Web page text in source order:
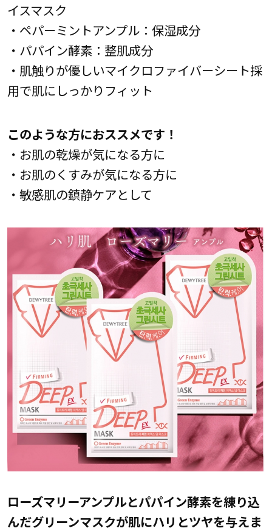
イスマスク
・ペパーミントアンプル：保湿成分
・パパイン酵素：整肌成分
・肌触りが優しいマイクロファイバーシート採
用で肌にしっかりフィット
このような方におススメです！
・お肌の乾燥が気になる方に
・お肌のくすみが気になる方に
・敏感肌の鎮静ケアとして
ローズマリーアンプルとパパイン酵素を練り込
んだグリーンマスクが肌にハリとツヤを与えま